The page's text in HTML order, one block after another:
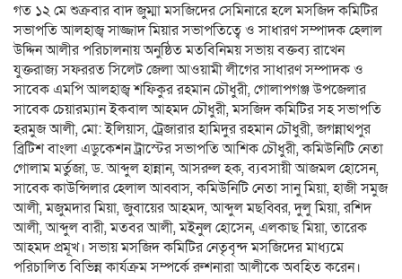
গত ১২ মে শুক্রবার বাদ জুম্মা মসজিদের সেমিনারে হলে মসজিদ কমিটির
সভাপতি আলহাজ্ব সাজ্জাদ মিয়ার সভাপতিত্বে ও সাধারণ সম্পাদক হেলাল
উদ্দিন আলীর পরিচালনায় অনুষ্ঠিত মতবিনিময় সভায় বক্তব্য রাখেন
যুক্তরাজ্য সফররত সিলেট জেলা আওয়ামী লীগের সাধারণ সম্পাদক ও
সাবেক এমপি আলহাজ্ব শফিকুর রহমান চৌধুরী, গোলাপগঞ্জ উপজেলার
সাবেক চেয়ারম্যান ইকবাল আহমদ চৌধুরী, মসজিদ কমিটির সহ সভাপতি
হরমুজ আলী, মো: ইলিয়াস, ট্রেজারার হামিদুর রহমান চৌধুরী, জগন্নাথপুর
ব্রিটিশ বাংলা এডুকেশন ট্রাস্টের সভাপতি আশিক চৌধুরী, কমিউনিটি নেতা
গোলাম মর্তুজা, ড. আব্দুল হান্নান, আসরুল হক, ব্যবসায়ী আজমল হোসেন,
সাবেক কাউন্সিলার হেলাল আব্বাস, কমিউনিটি নেতা সানু মিয়া, হাজী সমুজ
আলী, মজুমদার মিয়া, জুবায়ের আহমদ, আব্দুল মছব্বির, দুলু মিয়া, রশিদ
আলী, আব্দুল বারী, মতবর আলী, মইনুল হোসেন, এলকাছ মিয়া, তারেক
আহমদ প্রমূখ। সভায় মসজিদ কমিটির নেতৃবৃন্দ মসজিদের মাধ্যমে
পরিচালিত বিভিন্ন কার্যক্রম সম্পর্কে রুশনারা আলীকে অবহিত করেন।